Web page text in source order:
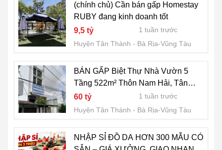
(chính chủ) Cần bán gấp Homestay
RUBY đang kinh doanh tốt
9,5 tỷ
1 tuần trước
Huyện Tân Thành
Bà Rịa-Vũng Tàu
BÁN GẤP Biệt Thự Nhà Vườn 5
Tầng 522m² Thôn Nam Hải, Tân
Hải, TX. Phú Mỹ – Sổ Hồng Riêng,
Giá Đầu Tư
60 tỷ
1 tuần trước
Huyện Tân Thành
Bà Rịa-Vũng Tàu
NHẬP SỈ ĐỒ DA HƠN 300 MẪU CÓ